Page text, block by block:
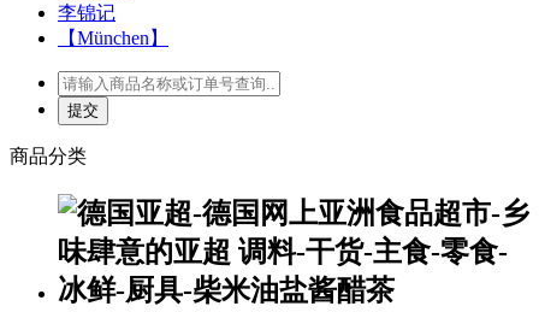
李锦记
【München】
商品分类